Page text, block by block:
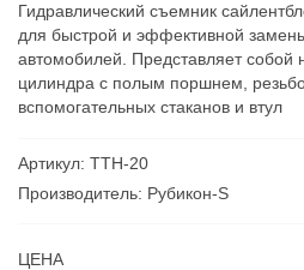
Гидравлический съемник
для быстрой и эффективной
автомобилей. Представляет собой
цилиндра с полым поршнем,
вспомогательных стаканов и втул
Артикул: TTH-20
Производитель: Рубикон-S
ЦЕНА